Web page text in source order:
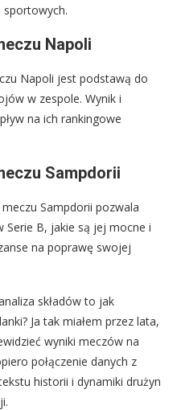
sportowych.
Napoli
Napoli jest podstawą do
w zespole. Wynik i
na ich rankingowe
Sampdorii
Sampdorii pozwala
Serie B, jakie są jej mocne i
na poprawę swojej
składów to jak
Ja tak miałem przez lata,
wyniki meczów na
połączenie danych z
historii i dynamiki drużyn